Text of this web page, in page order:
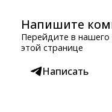
Напишите
Перейдите в нашего
этой странице
Написать